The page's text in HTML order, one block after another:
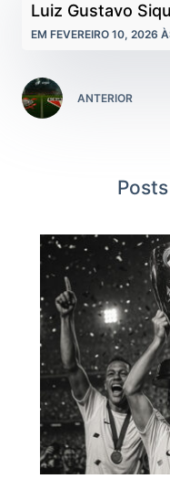
Luiz Gustavo
EM FEVEREIRO 10, 2026
ANTERIOR